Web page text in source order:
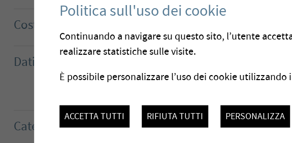
Costo dei Lavori
Dati di base
Temperatura: 5 - 8° C
Catena di trattamento Adsorbimento
Politica sull'uso dei cookie
Continuando a navigare su questo sito, l’utente
realizzare statistiche sulle visite.
È possibile personalizzare l’uso dei cookie
ACCETTA TUTTI RIFIUTA TUTTI PERSONALIZZA